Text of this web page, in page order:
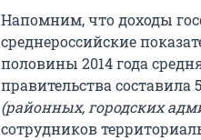
Напомним, что доходы
среднероссийские
половины 2014 года
правительства составила
(районных, городских
сотрудников